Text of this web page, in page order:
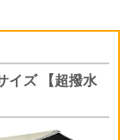
イズ 【超撥水